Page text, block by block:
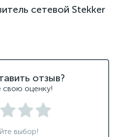
сетевой Stekker
отзыв?
свою оценку!
выбор!